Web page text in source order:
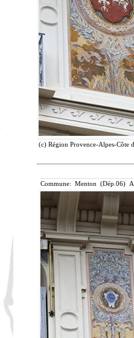
(c) Région Provence-Alpes-Côte
Commune: Menton (Dép.06)